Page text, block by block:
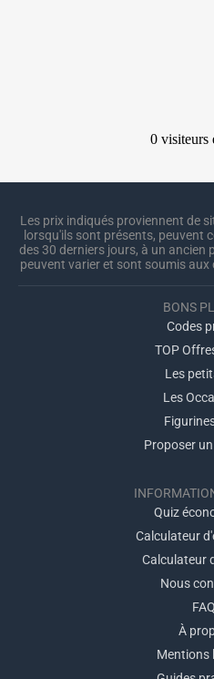
Les prix indiqués proviennent de
lorsqu'ils sont présents, peuvent
des 30 derniers jours, à un ancien
peuvent varier et sont soumis
BONS
Codes
TOP
Les
Les
Proposer
Quiz
Calculateur
Calculateur
Nous
FAQ
À
Mentions